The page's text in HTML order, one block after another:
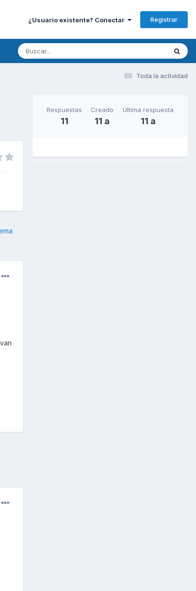
¿Usuario existente? Conectar Registrar
Toda la actividad
Respuestas
11
Creado
11 a
Última respuesta
11 a